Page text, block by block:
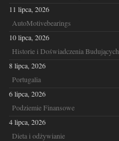
11 lipca, 2026
AutoMotivebearings
10 lipca, 2026
Historie i Doświadczenia Budujących
8 lipca, 2026
Portugalia
6 lipca, 2026
Podziemie Finansowe
4 lipca, 2026
Dieta i odżywianie